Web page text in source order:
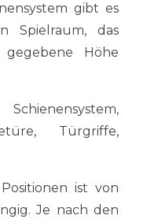
gibt es
Spielraum, das
Höhe
Türgriffe,
ist von
Je nach den